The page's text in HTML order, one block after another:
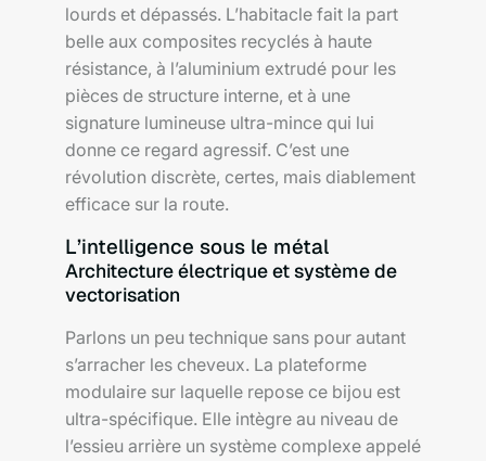
lourds et dépassés. L’habitacle fait la part
belle aux composites recyclés à haute
résistance, à l’aluminium extrudé pour les
pièces de structure interne, et à une
signature lumineuse ultra-mince qui lui
donne ce regard agressif. C’est une
révolution discrète, certes, mais diablement
efficace sur la route.
L’intelligence sous le métal
Architecture électrique et système de
vectorisation
Parlons un peu technique sans pour autant
s’arracher les cheveux. La plateforme
modulaire sur laquelle repose ce bijou est
ultra-spécifique. Elle intègre au niveau de
l’essieu arrière un système complexe appelé